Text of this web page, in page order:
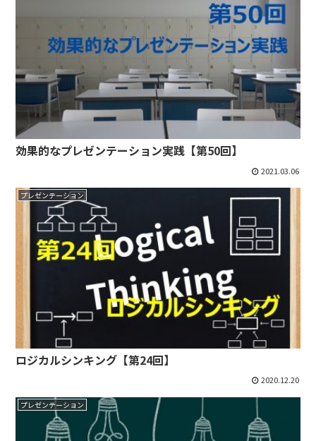
効果的なプレゼンテーション実践【第50回】
2021.03.06
プレゼンテーション
ロジカルシンキング【第24回】
2020.12.20
プレゼンテーション